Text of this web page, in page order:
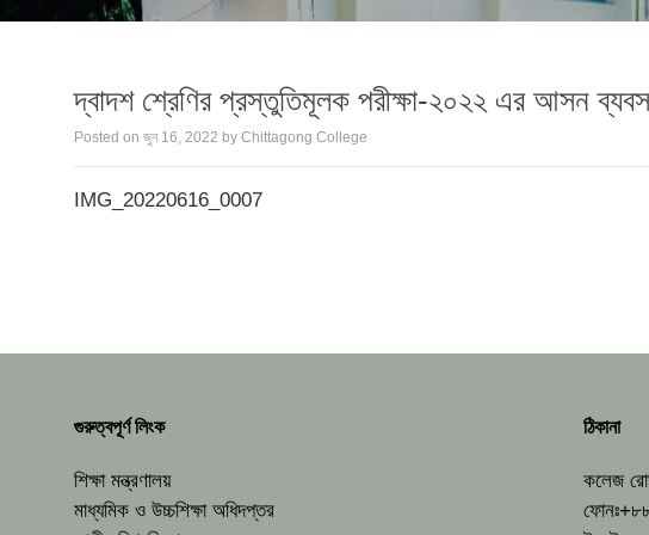
দ্বাদশ শ্রেণির প্রস্তুতিমূলক পরীক্ষা-২০২২ এর আসন
Posted on জুন 16, 2022 by Chittagong College
IMG_20220616_0007
গুরুত্বপূর্ণ লিংক
শিক্ষা মন্ত্রণালয়
মাধ্যমিক ও উচ্চশিক্ষা অধিদপ্তর
ঠিকানা
কলেজ